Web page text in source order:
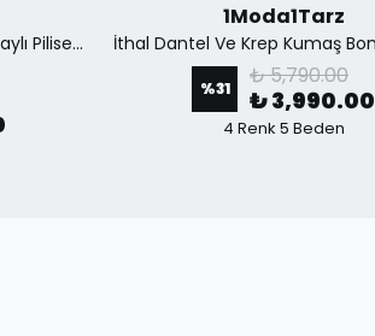
İthal Kumaştan Şifon Yaka Detaylı Piliseli Kemerli Astarlı Özel Tasarım Elbise - Kahverengi
1Moda1Tarz
%31 ₺ 5,790.00
₺ 3,990.00
4 Renk 5 Beden